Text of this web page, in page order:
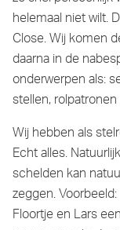
helemaal niet wilt.
Close. Wij komen
daarna in de
onderwerpen als:
stellen,
Wij hebben als
Echt alles.
schelden kan
zeggen.
Floortje en Lars